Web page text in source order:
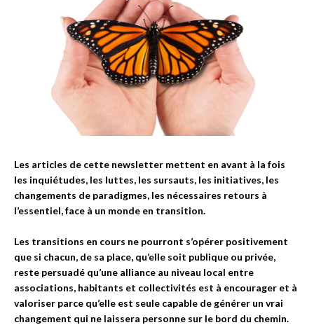
Les articles de cette newsletter mettent en avant à la fois
les inquiétudes, les luttes, les sursauts, les initiatives, les
changements de paradigmes, les nécessaires retours à
l’essentiel, face à un monde en transition.
Les transitions en cours ne pourront s’opérer positivement
que si chacun, de sa place, qu’elle soit publique ou privée,
reste persuadé qu’une alliance au niveau local entre
associations, habitants et collectivités est à encourager et à
valoriser parce qu’elle est seule capable de générer un vrai
changement qui ne laissera personne sur le bord du chemin.